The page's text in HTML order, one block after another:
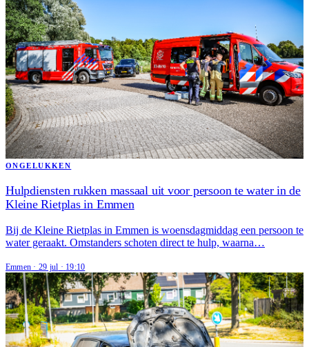
ONGELUKKEN
Hulpdiensten rukken massaal uit voor persoon te water in de
Kleine Rietplas in Emmen
Bij de Kleine Rietplas in Emmen is woensdagmiddag een persoon te
water geraakt. Omstanders schoten direct te hulp, waarna…
Emmen · 29 jul · 19:10